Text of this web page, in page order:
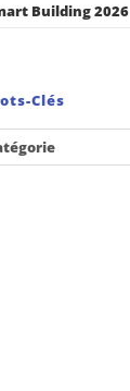
Building 2026
Clés